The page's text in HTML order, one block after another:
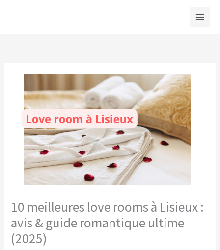
10 meilleures love rooms à Lisieux :
avis & guide romantique ultime
(2025)